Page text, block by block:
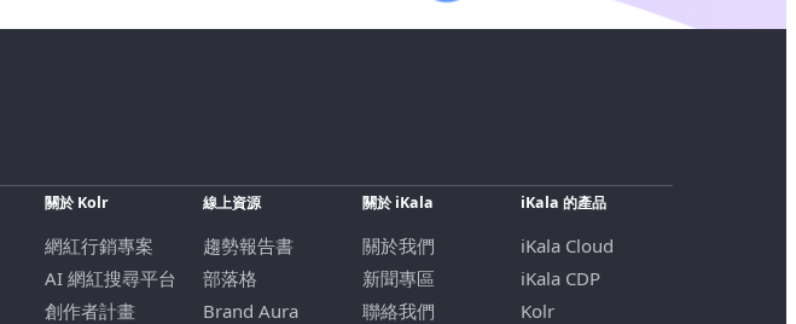
關於 Kolr
網紅行銷專案
AI 網紅搜尋平台
創作者計畫
線上資源
趨勢報告書
部落格
Brand Aura
關於 iKala
關於我們
新聞專區
聯絡我們
iKala 的產品
iKala Cloud
iKala CDP
Kolr